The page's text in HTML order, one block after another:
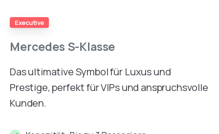
Executive
Mercedes S-Klasse
Das ultimative Symbol für Luxus und
Prestige, perfekt für VIPs und anspruchsvolle
Kunden.